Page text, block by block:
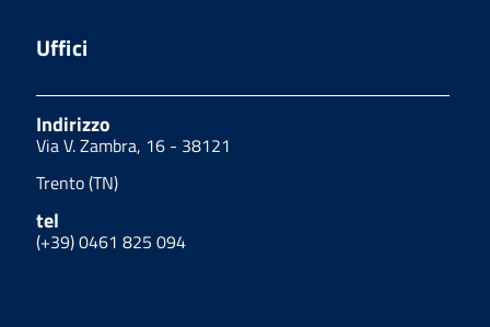
Uffici
Indirizzo
Via V. Zambra, 16 - 38121
Trento (TN)
tel
(+39) 0461 825 094